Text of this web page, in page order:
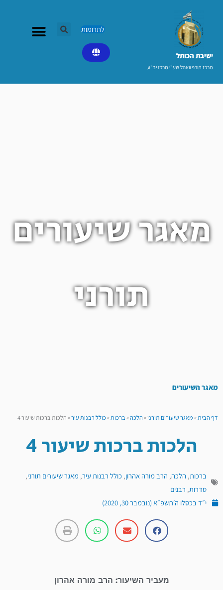
ישיבת הכותל​
מרכז תורני וואהל שע"י מרכז יב"ע
לתרומות
מאגר שיעורים
תורני
מאגר השיעורים
דף הבית»מאגר שיעורים תורני»הלכה»ברכות»כולל רבנות עיר»הלכות ברכות שיעור 4
הלכות ברכות שיעור 4
ברכות, הלכה, הרב מורה אהרון, כולל רבנות עיר, מאגר שיעורים תורני,
סדרות, רבנים
י״ד בכסלו ה׳תשפ״א (נובמבר 30, 2020)
מעביר השיעור: הרב מורה אהרון